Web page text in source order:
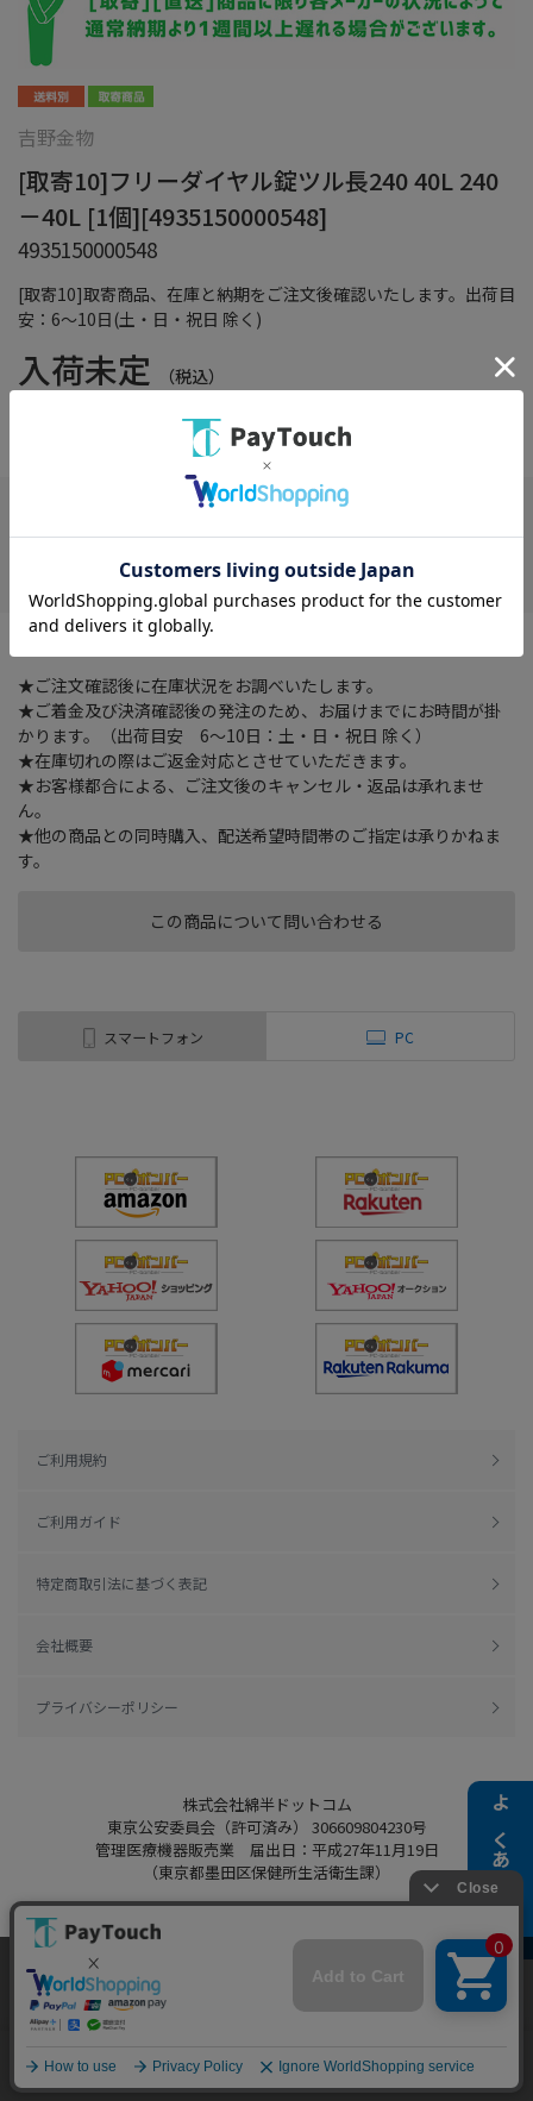
よくある質問
[取寄10]取寄商品、在庫と納期をご注文後確認いたします。出荷目
安：6～10日(土・日・祝日 除く)
吉野金物
[取寄10]フリーダイヤル錠ツル長240 40L 240
－40L [1個][4935150000548]
4935150000548
入荷未定 （税込）
この商品について問い合わせる
在庫がありません
フリーダイヤル錠のツル長タイプ
★ご注文確認後に在庫状況をお調べいたします。
★ご着金及び決済確認後の発注のため、お届けまでにお時間が掛
かります。（出荷目安 6～10日：土・日・祝日 除く）
★在庫切れの際はご返金対応とさせていただきます。
★お客様都合による、ご注文後のキャンセル・返品は承れませ
ん。
★他の商品との同時購入、配送希望時間帯のご指定は承りかねま
す。
スマートフォン PC
ご利用規約
ご利用ガイド
特定商取引法に基づく表記
会社概要
プライバシーポリシー
株式会社綿半ドットコム
東京公安委員会（許可済み） 306609804230号
管理医療機器販売業 届出日：平成27年11月19日
（東京都墨田区保健所生活衛生課）
Copyright 2022
Powered by Watahan Partners Co., Ltd.
当ウェブサイトでは、お客様により良いサービス
をご提供するため、クッキーを利用しています。
サイト利用を継続することにより、クッキーの使
細はこちら」をご覧ください。
同意する